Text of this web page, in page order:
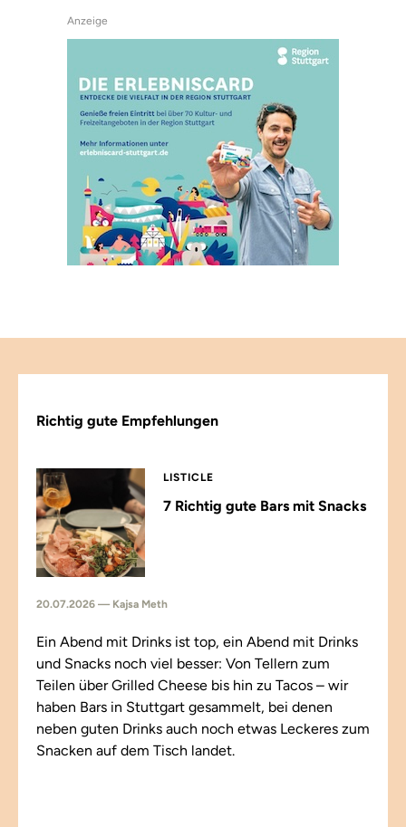
Anzeige
Richtig gute Empfehlungen
LISTICLE
7 Richtig gute Bars mit Snacks
20.07.2026 — Kajsa Meth
Ein Abend mit Drinks ist top, ein Abend mit Drinks
und Snacks noch viel besser: Von Tellern zum
Teilen über Grilled Cheese bis hin zu Tacos – wir
haben Bars in Stuttgart gesammelt, bei denen
neben guten Drinks auch noch etwas Leckeres zum
Snacken auf dem Tisch landet.